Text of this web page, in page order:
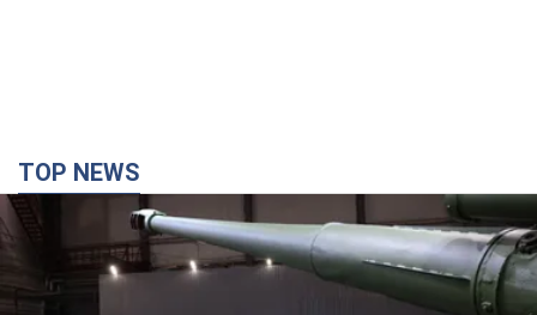
Кремль получил "окно возможностей", а Трамп
остался почти без ракет: как быть Украине?
Интервью с Мельником